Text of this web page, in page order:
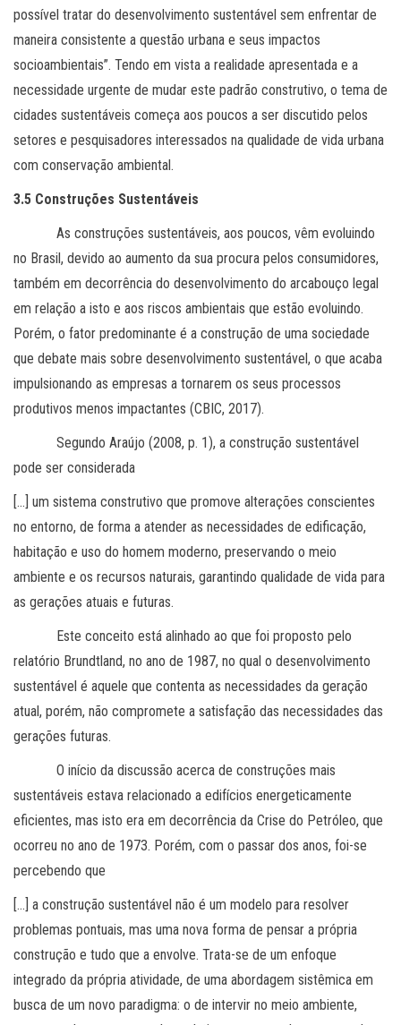
possível tratar do desenvolvimento sustentável sem enfrentar de
maneira consistente a questão urbana e seus impactos
socioambientais”. Tendo em vista a realidade apresentada e a
necessidade urgente de mudar este padrão construtivo, o tema de
cidades sustentáveis começa aos poucos a ser discutido pelos
setores e pesquisadores interessados na qualidade de vida urbana
com conservação ambiental.
3.5 Construções Sustentáveis
As construções sustentáveis, aos poucos, vêm evoluindo
no Brasil, devido ao aumento da sua procura pelos consumidores,
também em decorrência do desenvolvimento do arcabouço legal
em relação a isto e aos riscos ambientais que estão evoluindo.
Porém, o fator predominante é a construção de uma sociedade
que debate mais sobre desenvolvimento sustentável, o que acaba
impulsionando as empresas a tornarem os seus processos
produtivos menos impactantes (CBIC, 2017).
Segundo Araújo (2008, p. 1), a construção sustentável
pode ser considerada
[…] um sistema construtivo que promove alterações conscientes
no entorno, de forma a atender as necessidades de edificação,
habitação e uso do homem moderno, preservando o meio
ambiente e os recursos naturais, garantindo qualidade de vida para
as gerações atuais e futuras.
Este conceito está alinhado ao que foi proposto pelo
relatório Brundtland, no ano de 1987, no qual o desenvolvimento
sustentável é aquele que contenta as necessidades da geração
atual, porém, não compromete a satisfação das necessidades das
gerações futuras.
O início da discussão acerca de construções mais
sustentáveis estava relacionado a edifícios energeticamente
eficientes, mas isto era em decorrência da Crise do Petróleo, que
ocorreu no ano de 1973. Porém, com o passar dos anos, foi-se
percebendo que
[…] a construção sustentável não é um modelo para resolver
problemas pontuais, mas uma nova forma de pensar a própria
construção e tudo que a envolve. Trata-se de um enfoque
integrado da própria atividade, de uma abordagem sistêmica em
busca de um novo paradigma: o de intervir no meio ambiente,